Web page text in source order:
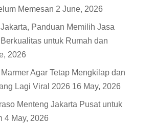
Memesan 2 June, 2026
Panduan Memilih Jasa
untuk Rumah dan
2026
Agar Tetap Mengkilap dan
Lagi Viral 2026 16 May, 2026
Menteng Jakarta Pusat untuk
4 May, 2026